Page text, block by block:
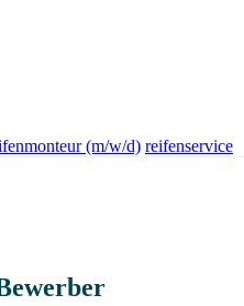
(m/w/d) reifenservice